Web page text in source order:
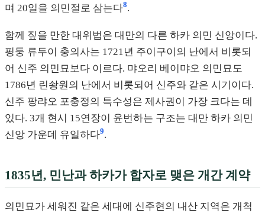
며 20일을 의민절로 삼는다8.
함께 짚을 만한 대위법은 대만의 다른 하카 의민 신앙이다.
핑둥 류두이 충의사는 1721년 주이구이의 난에서 비롯되
어 신주 의민묘보다 이르다. 먀오리 베이먀오 의민묘도
1786년 린솽원의 난에서 비롯되어 신주와 같은 시기이다.
신주 팡랴오 포충정의 특수성은 제사권이 가장 크다는 데
있다. 3개 현시 15연장이 윤번하는 구조는 대만 하카 의민
신앙 가운데 유일하다9.
1835년, 민난과 하카가 합자로 맺은 개간 계약
의민묘가 세워진 같은 세대에 신주현의 내산 지역은 개척